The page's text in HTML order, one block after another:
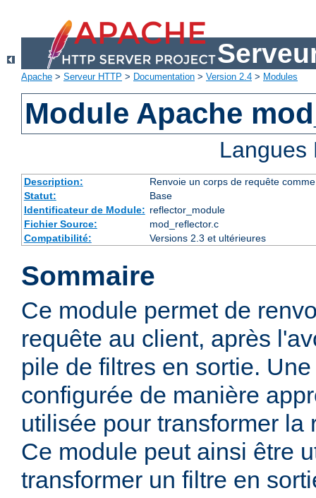
Apache > Serveur HTTP > Documentation > Version 2.4 > Modules
Module Apache
Description:
Renvoie un corps de requête
Statut:
Base
Identificateur de Module: reflector_module
Fichier Source:
mod_reflector.c
Compatibilité:
Versions 2.3 et ultérieures
Sommaire
Ce module permet de
requête au client, après
pile de filtres en sortie.
configurée de manière
utilisée pour transformer la
Ce module peut ainsi être
transformer un filtre en